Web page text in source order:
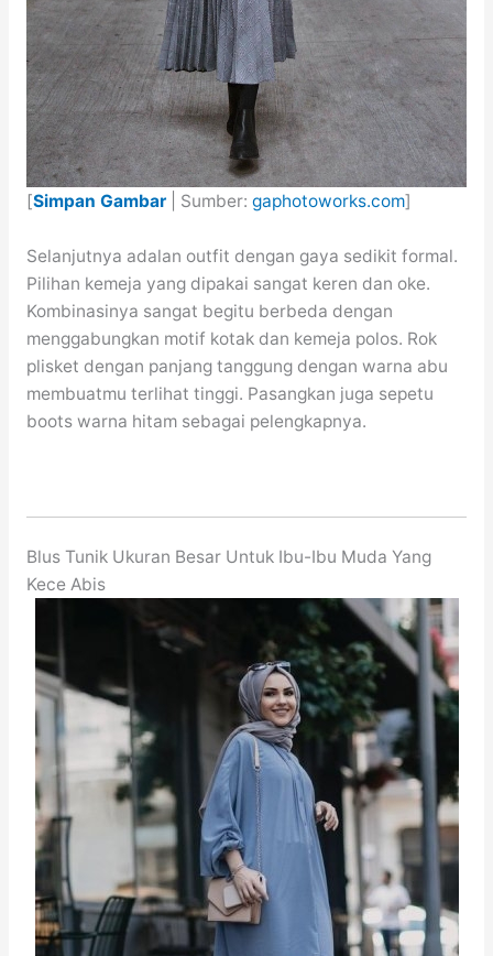
[Simpan Gambar| Sumber: gaphotoworks.com]
Selanjutnya adalan outfit dengan gaya sedikit formal.
Pilihan kemeja yang dipakai sangat keren dan oke.
Kombinasinya sangat begitu berbeda dengan
menggabungkan motif kotak dan kemeja polos. Rok
plisket dengan panjang tanggung dengan warna abu
membuatmu terlihat tinggi. Pasangkan juga sepetu
boots warna hitam sebagai pelengkapnya.
Blus Tunik Ukuran Besar Untuk Ibu-Ibu Muda Yang
Kece Abis